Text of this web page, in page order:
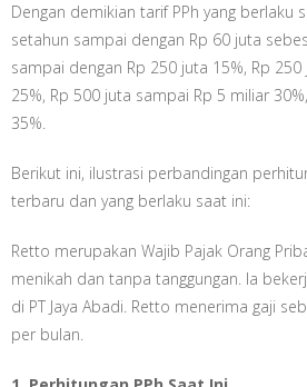
Dengan demikian tarif PPh yang berlaku
setahun sampai dengan Rp 60 juta
sampai dengan Rp 250 juta 15%, Rp
25%, Rp 500 juta sampai Rp 5 miliar
35%.
Berikut ini, ilustrasi perbandingan
terbaru dan yang berlaku saat ini:
Retto merupakan Wajib Pajak Orang
menikah dan tanpa tanggungan. Ia
di PT Jaya Abadi. Retto menerima gaji
per bulan.